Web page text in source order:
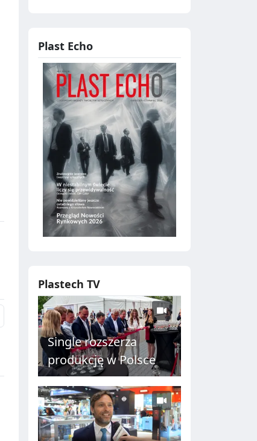
Plast Echo
Plastech TV
Single rozszerza
produkcję w Polsce